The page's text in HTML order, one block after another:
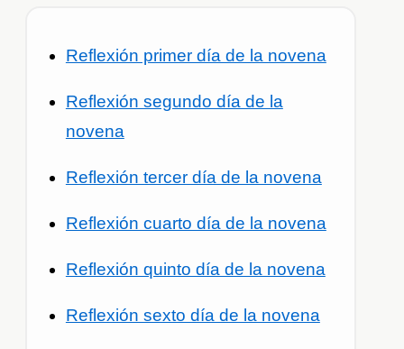
Reflexión primer día de la novena
Reflexión segundo día de la
novena
Reflexión tercer día de la novena
Reflexión cuarto día de la novena
Reflexión quinto día de la novena
Reflexión sexto día de la novena